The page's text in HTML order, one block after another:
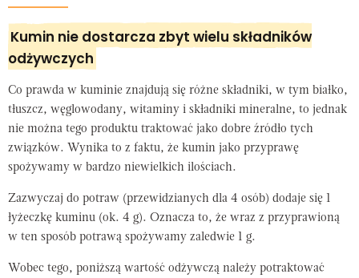
Kumin nie dostarcza zbyt wielu składników
odżywczych
Co prawda w kuminie znajdują się różne składniki, w tym białko,
tłuszcz, węglowodany, witaminy i składniki mineralne, to jednak
nie można tego produktu traktować jako dobre źródło tych
związków. Wynika to z faktu, że kumin jako przyprawę
spożywamy w bardzo niewielkich ilościach.
Zazwyczaj do potraw (przewidzianych dla 4 osób) dodaje się 1
łyżeczkę kuminu (ok. 4 g). Oznacza to, że wraz z przyprawioną
w ten sposób potrawą spożywamy zaledwie 1 g.
Wobec tego, poniższą wartość odżywczą należy potraktować